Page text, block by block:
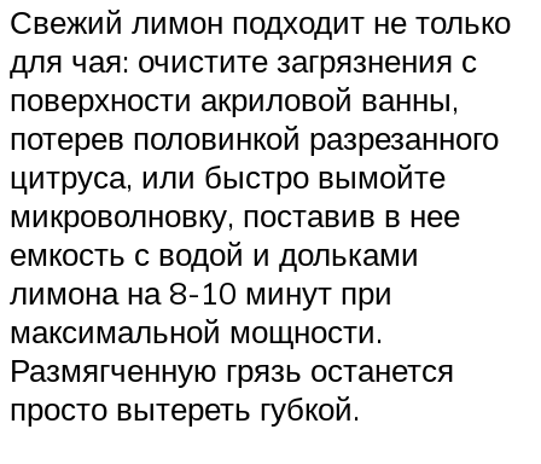
Свежий лимон подходит не только
для чая: очистите загрязнения с
поверхности акриловой ванны,
потерев половинкой разрезанного
цитруса, или быстро вымойте
микроволновку, поставив в нее
емкость с водой и дольками
лимона на 8-10 минут при
максимальной мощности.
Размягченную грязь останется
просто вытереть губкой.